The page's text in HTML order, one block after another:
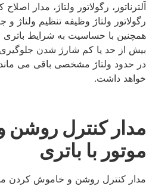
آلترناتور، رگولاتور ولتاژ، مدار
رگولاتور ولتاژ وظیفه تنظیم ولتاژ
همچنین با حساسیت به شرایط باتری
بیش از حد یا کم شارژ شدن
در حدود ولتاژ مشخصی باقی می
خواهد داشت.
مدار کنترل
موتور با باتری
مدار کنترل روشن و خاموش کردن